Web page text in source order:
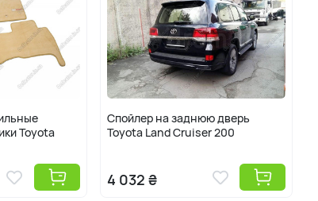
Toyota
Спойлер на заднюю дверь
Toyota Land Cruiser 200
4 032 ₴